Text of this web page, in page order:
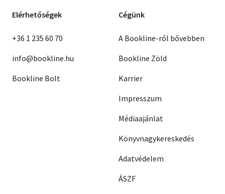
Elérhetőségek
+36 1 235 60 70
info@bookline.hu
Bookline Bolt
Cégünk
A Bookline-ról bővebben
Bookline Zöld
Karrier
Impresszum
Médiaajánlat
Könyvnagykereskedés
Adatvédelem
ÁSZF